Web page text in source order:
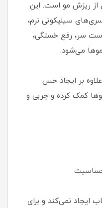
از ریزش مو است. این
سیلیکونی نرم،
سر، رفع خستگی،
می‌شود.
علاوه بر ایجاد حس
کمک کرده و چربی و
ایجاد نمی‌کند و برای